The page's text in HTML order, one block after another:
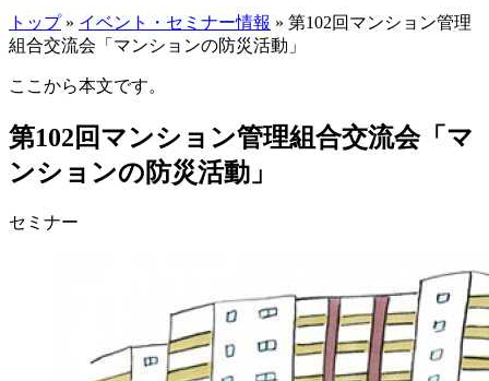
トップ» イベント・セミナー情報 » 第102回マンション管理
組合交流会「マンションの防災活動」
ここから本文です。
第102回マンション管理組合交流会「マ
ンションの防災活動」
セミナー